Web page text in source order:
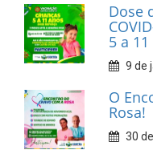
Dose
5 a
9 de
O
Rosa!
30